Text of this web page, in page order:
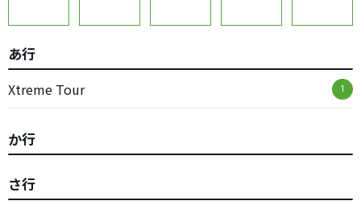
あ行
Xtreme Tour 1
か行
さ行